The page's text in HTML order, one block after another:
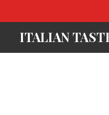
al
contenuto
principale
ITALIAN